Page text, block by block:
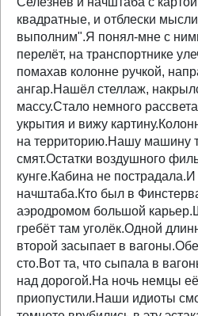
квадратные, и отблески
выполним".Я понял-мне с
перелёт, на транспортнике
помахав колонне ручкой,
ангар.Нашёл стеллаж,
массу.Стало немного
укрытия и вижу
на территорию.Нашу машину
смят.Остатки воздушного
кунге.Кабина не
начштаба.Кто был в
аэродромом большой
гребёт там уголёк.Одной
второй засыпает в
сто.Вот та, что сыпала в
над дорогой.На ночь немцы
приопустили.Наши идиоты